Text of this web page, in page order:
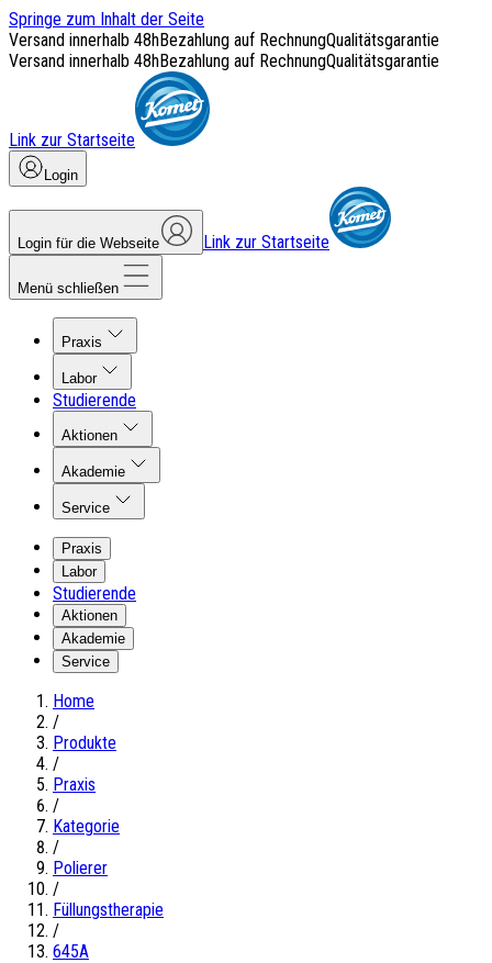
Springe zum Inhalt der Seite
Versand innerhalb 48hBezahlung auf RechnungQualitätsgarantie
Versand innerhalb 48hBezahlung auf RechnungQualitätsgarantie
Link zur Startseite
Login
Login für die Webseite Link zur Startseite
Menü schließen
Praxis
Labor
Studierende
Aktionen
Akademie
Service
Praxis
Labor
Studierende
Aktionen
Akademie
Service
Home
/
Produkte
/
Praxis
/
Kategorie
/
Polierer
/
Füllungstherapie
/
645A